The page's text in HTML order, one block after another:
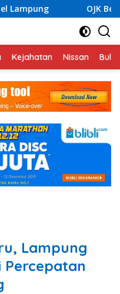
Bersama Pemkab Pesisir
Kejahatan Nissan
Lampung
Percepatan